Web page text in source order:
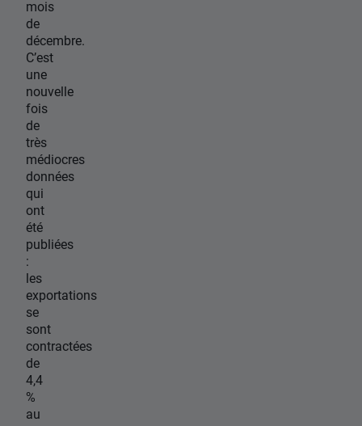
mois
de
décembre.
C’est
une
nouvelle
fois
de
très
médiocres
données
qui
ont
été
publiées
:
les
exportations
se
sont
contractées
de
4,4
%
au